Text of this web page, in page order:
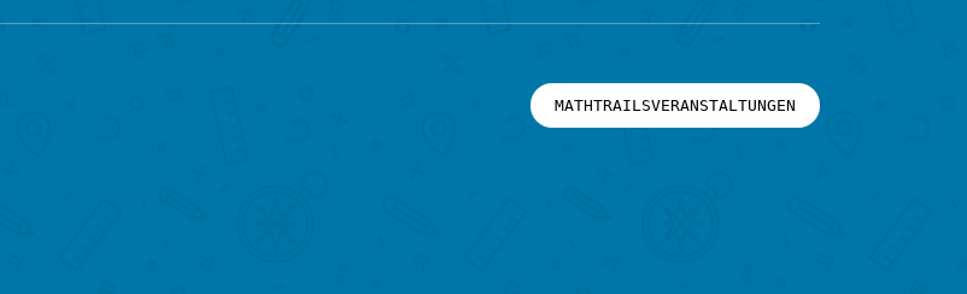
MATHTRAILSVERANSTALTUNGEN